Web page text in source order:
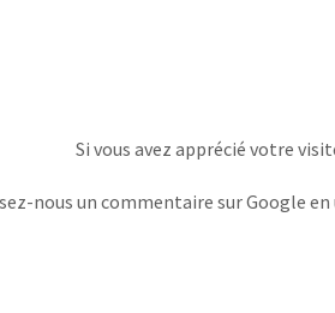
Si vous avez apprécié votre
nous un commentaire sur Google